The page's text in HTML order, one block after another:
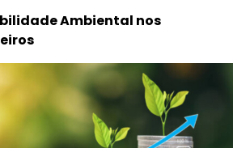
Ambiental nos